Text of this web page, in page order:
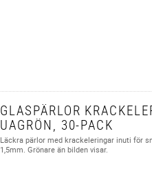
GLASPÄRLOR
UAGRÖN, 30-PACK
Läckra pärlor med krackeleringar inuti för
1,5mm. Grönare än bilden visar.​